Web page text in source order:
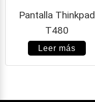
Pantalla Thinkpad
T480
Leer más